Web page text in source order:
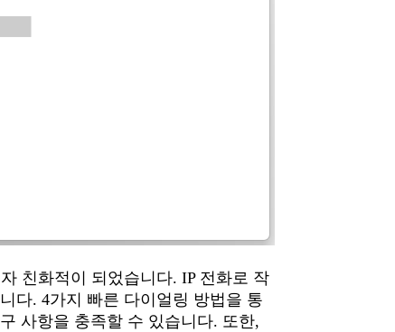
친화적이 되었습니다. IP 전화로 작
다. 4가지 빠른 다이얼링 방법을 통
사항을 충족할 수 있습니다. 또한,